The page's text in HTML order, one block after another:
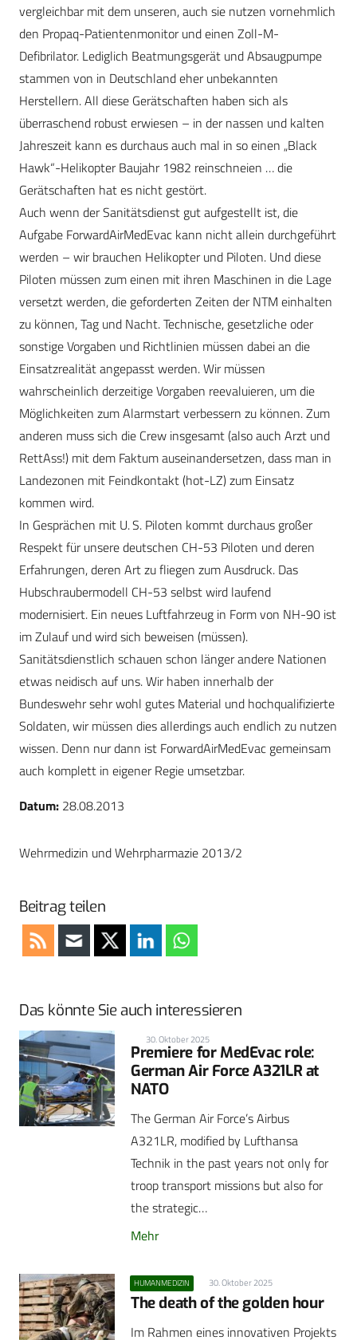
vergleichbar mit dem unseren, auch sie nutzen vornehmlich
den Propaq-Patientenmonitor und einen Zoll-M-
Defibrilator. Lediglich Beatmungsgerät und Absaugpumpe
stammen von in Deutschland eher unbekannten
Herstellern. All diese Gerätschaften haben sich als
überraschend robust erwiesen – in der nassen und kalten
Jahreszeit kann es durchaus auch mal in so einen „Black
Hawk“-Helikopter Baujahr 1982 reinschneien … die
Gerätschaften hat es nicht gestört.
Auch wenn der Sanitätsdienst gut aufgestellt ist, die
Aufgabe ForwardAirMedEvac kann nicht allein durchgeführt
werden – wir brauchen Helikopter und Piloten. Und diese
Piloten müssen zum einen mit ihren Maschinen in die Lage
versetzt werden, die geforderten Zeiten der NTM einhalten
zu können, Tag und Nacht. Technische, gesetzliche oder
sonstige Vorgaben und Richtlinien müssen dabei an die
Einsatzrealität angepasst werden. Wir müssen
wahrscheinlich derzeitige Vorgaben reevaluieren, um die
Möglichkeiten zum Alarmstart verbessern zu können. Zum
anderen muss sich die Crew insgesamt (also auch Arzt und
RettAss!) mit dem Faktum auseinandersetzen, dass man in
Landezonen mit Feindkontakt (hot-LZ) zum Einsatz
kommen wird.
In Gesprächen mit U. S. Piloten kommt durchaus großer
Respekt für unsere deutschen CH-53 Piloten und deren
Erfahrungen, deren Art zu fliegen zum Ausdruck. Das
Hubschraubermodell CH-53 selbst wird laufend
modernisiert. Ein neues Luftfahrzeug in Form von NH-90 ist
im Zulauf und wird sich beweisen (müssen).
Sanitätsdienstlich schauen schon länger andere Nationen
etwas neidisch auf uns. Wir haben innerhalb der
Bundeswehr sehr wohl gutes Material und hochqualifizierte
Soldaten, wir müssen dies allerdings auch endlich zu nutzen
wissen. Denn nur dann ist ForwardAirMedEvac gemeinsam
auch komplett in eigener Regie umsetzbar.
Datum: 28.08.2013
Wehrmedizin und Wehrpharmazie 2013/2
Beitrag teilen
Das könnte Sie auch interessieren
30. Oktober 2025
Premiere for MedEvac role:
German Air Force A321LR at
NATO
The German Air Force’s Airbus
A321LR, modified by Lufthansa
Technik in the past years not only for
troop transport missions but also for
the strategic…
Mehr
HUMANMEDIZIN 30. Oktober 2025
The death of the golden hour
Im Rahmen eines innovativen Projekts